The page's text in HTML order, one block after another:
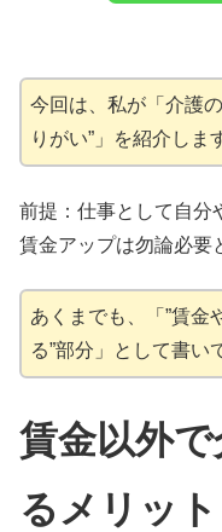
今回は、私が「介護
りがい”」を紹介しま
前提：仕事として自分
賃金アップは勿論必要
あくまでも、「”賃金
る”部分」として書い
賃金以外
るメリット